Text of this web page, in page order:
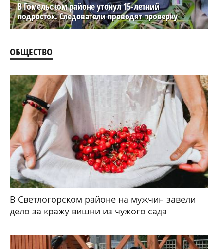
В Гомельском районе утонул 15-летний
подросток. Следователи проводят проверку
ОБЩЕСТВО
В Светлогорском районе на мужчин завели
дело за кражу вишни из чужого сада